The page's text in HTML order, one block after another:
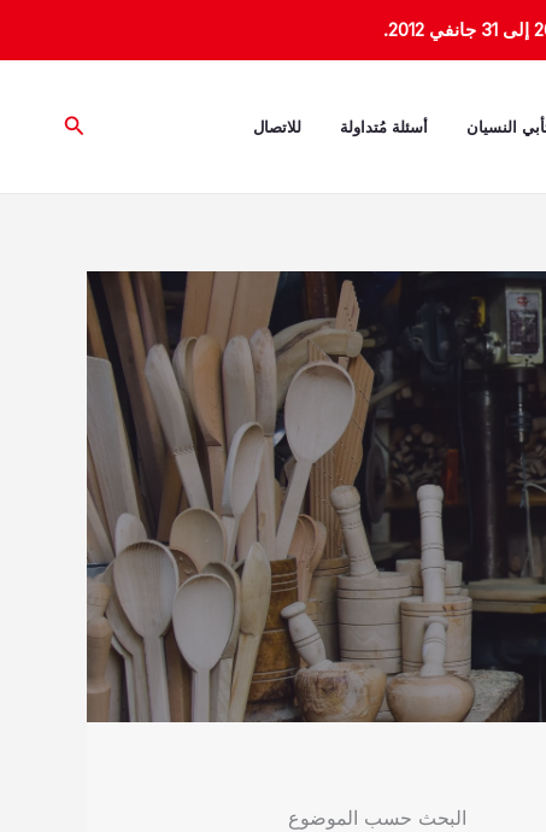
النسيان أسئلة مُتداولة للاتصال البحث
البحث حسب الموضوع